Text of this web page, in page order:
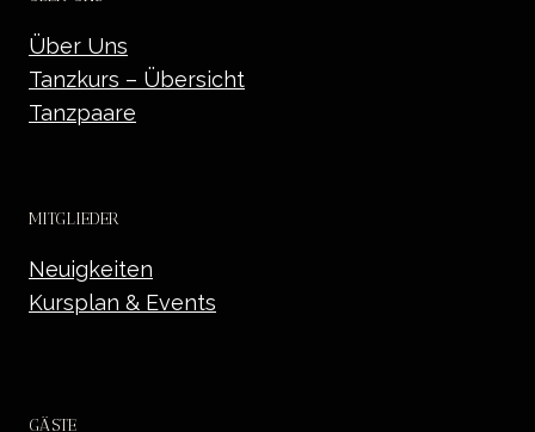
Über Uns
Tanzkurs – Übersicht
Tanzpaare
MITGLIEDER
Neuigkeiten
Kursplan & Events
GÄSTE